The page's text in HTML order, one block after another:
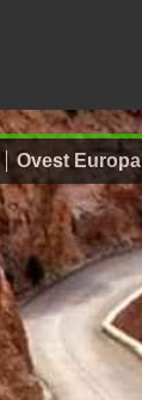
Ovest Europa